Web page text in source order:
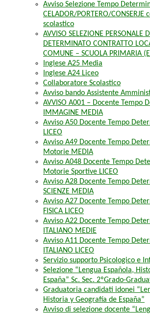
Avviso Selezione Tempo
CELADOR/PORTERO/
scolastico
AVVISO SELEZIONE PERSONALE
DETERMINATO CONTRATTO
COMUNE – SCUOLA PRIMARIA
Inglese A25 Media
Inglese A24 Liceo
Collaboratore Scolastico
Avviso bando Assistente
AVVISO A001 – Docente Tempo
IMMAGINE MEDIA
Avviso A50 Docente Tempo
LICEO
Avviso A49 Docente Tempo
Motorie MEDIA
Avviso A048 Docente Tempo
Motorie Sportive LICEO
Avviso A28 Docente Tempo
SCIENZE MEDIA
Avviso A27 Docente Tempo
FISICA LICEO
Avviso A22 Docente Tempo
ITALIANO MEDIE
Avviso A11 Docente Tempo
ITALIANO LICEO
Servizio supporto Psicologico e
Selezione “Lengua Española,
España” Sc. Sec. 2ºGrado-
Graduatoria candidati idonei
Historia y Geografía de España”
Avviso di selezione docente